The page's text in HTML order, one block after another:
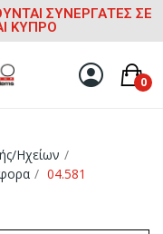
ΣΥΝΕΡΓΑΤΕΣ ΣΕ
ΚΥΠΡΟ
0
Ηχείων
04.581